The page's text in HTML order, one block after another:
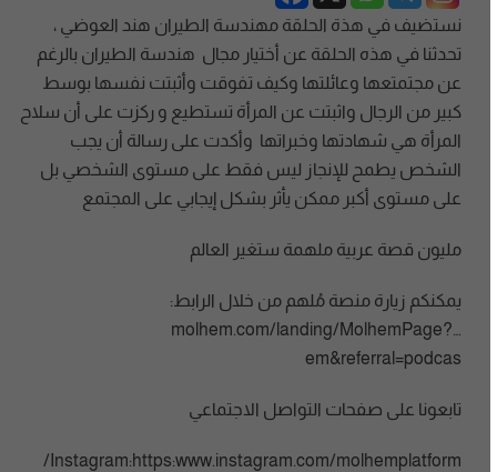
نستضيف في هذة الحلقة مهندسة الطيران هند العوضي ،
تحدثنا في هذه الحلقة عن أختيار مجال هندسة الطيران بالرغم
عن مجتمتعها وعائلتها وكيف تفوقت وأثبتت نفسها بوسط
كبير من الرجال واثبتت عن المرأة تستطيع و ركزت على أن سلاح
المرأة هي شهادتها وخبراتها وأكدت على رسالة أن يجب
الشخص يطمح للإنجاز ليس فقط على مستوى الشخصي بل
على مستوى أكبر ممكن يأثر بشكل إيجابي على المجتمع
مليون قصة عربية ملهمة ستغير العالم
يمكنكم زيارة منصة مُلهم من خلال الرابط:
molhem.com/landing/MolhemPage?…
em&referral=podcas
تابعونا على صفحات التواصل الاجتماعي